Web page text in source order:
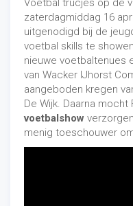
acts? Als dat het geval
met ons op door te
of te bellen op 06-
het invullen van uw
lezen? Bekijk ookdeze
Voetbal trucjes op de
zaterdagmiddag 16
uitgenodigd bij de
voetbal skills te
nieuwe voetbaltenues
van Wacker IJhorst
aangeboden kregen
De Wijk. Daarna
voetbalshow
menig toeschouwer